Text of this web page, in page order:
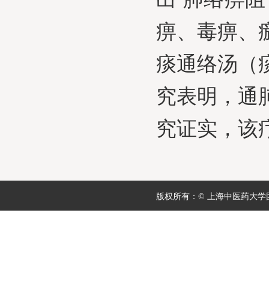
痹、毒痹、
痰通络汤（
究表明，通
究证实，该
版权所有：© 上海中医药大学